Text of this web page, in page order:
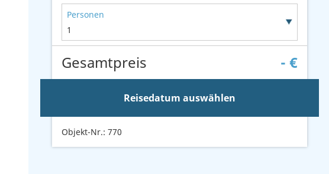
Personen
1
Gesamtpreis - €
Reisedatum auswählen
Objekt-Nr.: 770